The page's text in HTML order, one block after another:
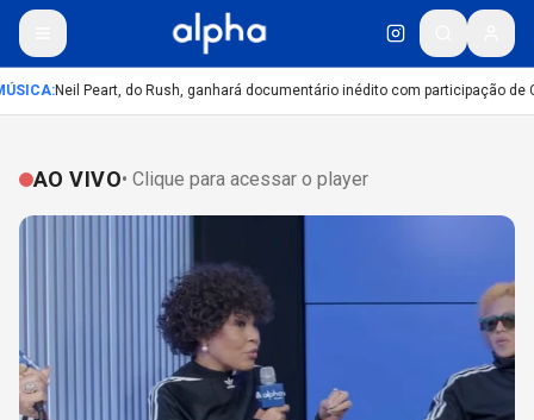
:Neil Peart, do Rush, ganhará documentário inédito com participação de
AO VIVO• Clique para acessar o player